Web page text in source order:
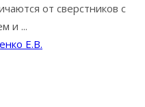
от сверстников с
и ...
Е.В.